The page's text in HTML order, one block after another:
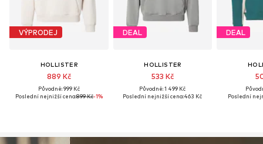
VÝPRODEJ
HOLLISTER
889 Kč
Původně: 999 Kč
Poslední nejnižší cena:899 Kč-1%
DEAL
HOLLISTER
533 Kč
Původně: 1 499 Kč
Poslední nejnižší cena:463 Kč
DEAL
Poslední